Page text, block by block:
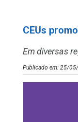
CEUs
Em diversas
Publicado em: 25/